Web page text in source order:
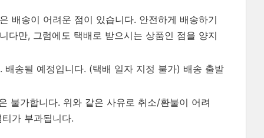
배송이 어려운 점이 있습니다. 안전하게 배송하기
다만, 그럼에도 택배로 받으시는 상품인 점을 양지
송될 예정입니다. (택배 일자 지정 불가) 배송 출발
불가합니다. 위와 같은 사유로 취소/환불이 어려
가 부과됩니다.